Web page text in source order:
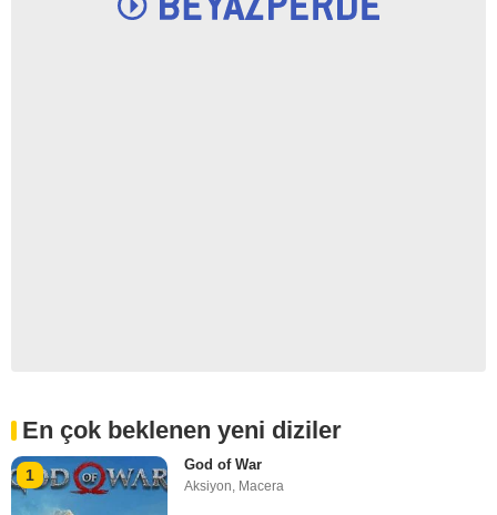
En çok beklenen yeni diziler
1
God of War
Aksiyon, Macera